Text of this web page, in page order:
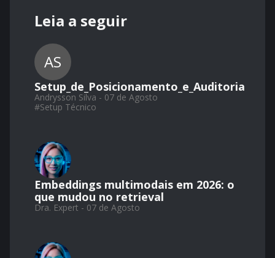
Leia a seguir
AS
Setup_de_Posicionamento_e_Auditoria
Andrysson Silva - 07 de Agosto
#Setup Técnico
Embeddings multimodais em 2026: o
que mudou no retrieval
Dra. Expert - 07 de Agosto